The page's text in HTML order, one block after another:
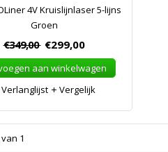
4V Kruislijnlaser 5-lijns
Groen
€349,00 €299,00
aan winkelwagen
Verlanglijst
Vergelijk
1